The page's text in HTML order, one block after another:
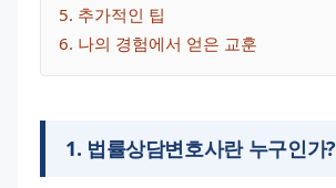
5. 추가적인 팁
6. 나의 경험에서 얻은 교훈
1. 법률상담변호사란 누구인가?